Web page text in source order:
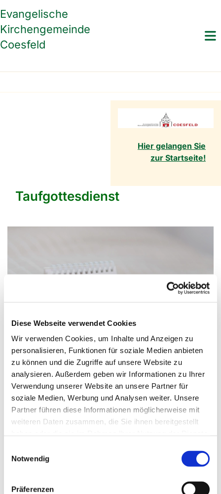
Diese Webseite verwendet Cookies
Wir verwenden Cookies, um Inhalte und Anzeigen zu
personalisieren, Funktionen für soziale Medien anbieten
zu können und die Zugriffe auf unsere Website zu
analysieren. Außerdem geben wir Informationen zu Ihrer
Verwendung unserer Website an unsere Partner für
soziale Medien, Werbung und Analysen weiter. Unsere
Partner führen diese Informationen möglicherweise mit
weiteren Daten zusammen, die Sie ihnen bereitgestellt
Notwendig
Präferenzen
Evangelische
Kirchengemeinde
Coesfeld
Hier gelangen Sie
zur Startseite!
Taufgottesdienst
Sonntag, 13. Dezember 2026, 11:15
Uhr